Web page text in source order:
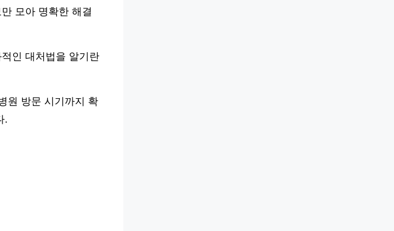
모아 명확한 해결
인 대처법을 알기란
원 방문 시기까지 확
.